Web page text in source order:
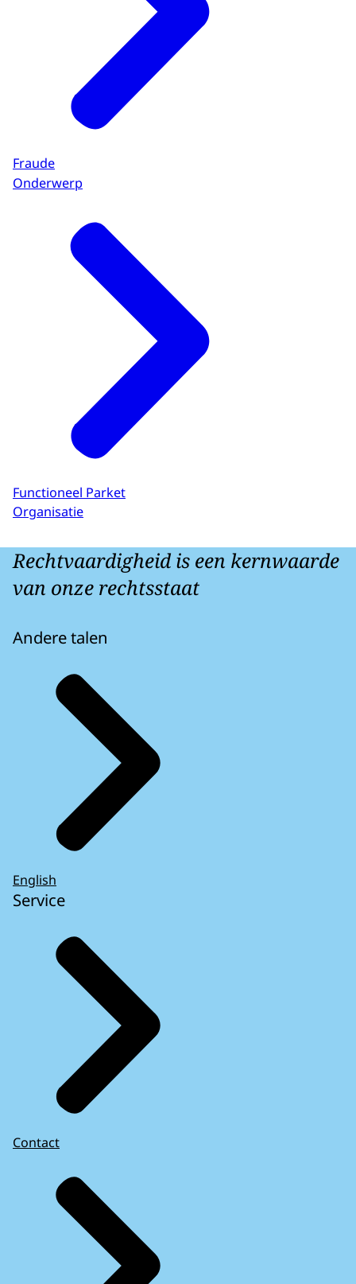
Fraude
Onderwerp
Functioneel Parket
Organisatie
Rechtvaardigheid is een kernwaarde
van onze rechtsstaat
Andere talen
English
Service
Contact